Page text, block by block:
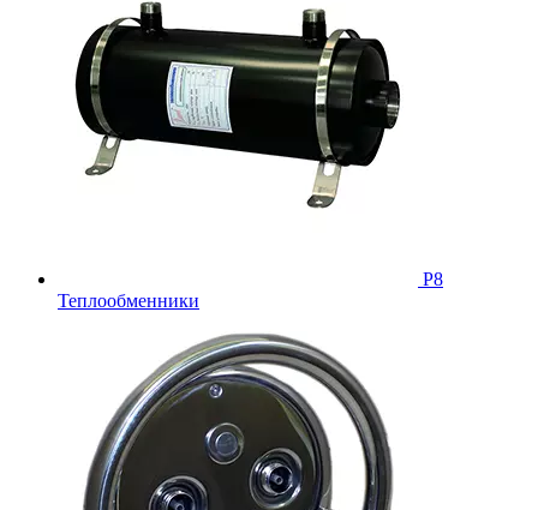
Р8
Теплообменники